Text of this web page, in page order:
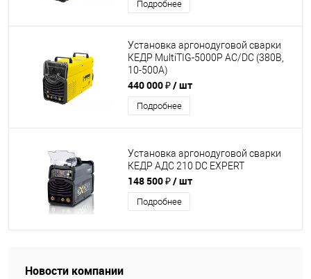
Подробнее
Установка аргонодуговой сварки
КЕДР MultiTIG-5000P AC/DC (380В,
10-500А)
440 000 ₽/ шт
Подробнее
Установка аргонодуговой сварки
КЕДР АДС 210 DC EXPERT
148 500 ₽/ шт
Подробнее
Новости компании